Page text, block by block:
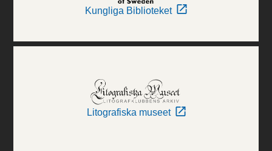
Kungliga Biblioteket
Litografiska museet